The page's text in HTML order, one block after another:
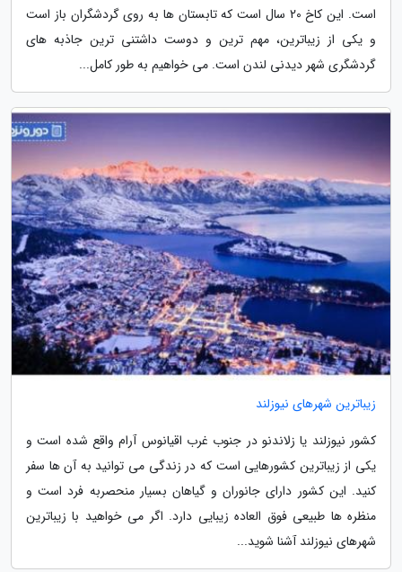
است. این کاخ 20 سال است که تابستان ها به روی گردشگران باز است
و یکی از زیباترین، مهم ترین و دوست داشتنی ترین جاذبه های
گردشگری شهر دیدنی لندن است. می خواهیم به طور کامل...
زیباترین شهرهای نیوزلند
کشور نیوزلند یا زلاندنو در جنوب غرب اقیانوس آرام واقع شده است و
یکی از زیباترین کشورهایی است که در زندگی می توانید به آن ها سفر
کنید. این کشور دارای جانوران و گیاهان بسیار منحصربه فرد است و
منظره ها طبیعی فوق العاده زیبایی دارد. اگر می خواهید با زیباترین
شهرهای نیوزلند آشنا شوید...